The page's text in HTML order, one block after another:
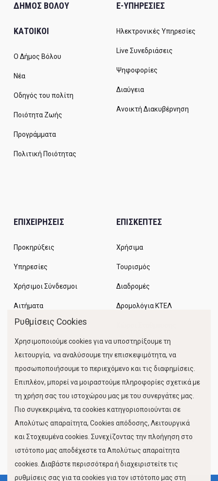
ΔΗΜΟΣ ΒΟΛΟΥ
ΚΑΤΟΙΚΟΙ
Ο Δήμος Βόλου
Νέα
Οδηγός του πολίτη
Ποιότητα Ζωής
Προγράμματα
Πολιτική Ποιότητας
E-ΥΠΗΡΕΣΙΕΣ
Ηλεκτρονικές Υπηρεσίες
Live Συνεδριάσεις
Ψηφοφορίες
Διαύγεια
Ανοικτή Διακυβέρνηση
ΕΠΙΧΕΙΡΗΣΕΙΣ
Προκηρύξεις
Υπηρεσίες
Χρήσιμοι Σύνδεσμοι
Αιτήματα
ΕΠΙΣΚΕΠΤΕΣ
Χρήσιμα
Τουρισμός
Διαδρομές
Δρομολόγια ΚΤΕΛ
Κίνηση Λιμένος
FOLLOW US
Ρυθμίσεις Cookies
Χρησιμοποιούμε cookies για να υποστηρίξουμε τη
λειτουργία, να αναλύσουμε την επισκεψιμότητα, να
προσωποποιήσουμε το περιεχόμενο και τις διαφημίσεις.
Επιπλέον, μπορεί να μοιραστούμε πληροφορίες σχετικά με
τη χρήση σας του ιστοχώρου μας με του συνεργάτες μας.
Πιο συγκεκριμένα, τα cookies κατηγοριοποιούνται σε
Απολύτως απαραίτητα, Cookies απόδοσης, Λειτουργικά
και Στοχευμένα cookies. Συνεχίζοντας την πλοήγηση στο
ιστότοπο μας αποδέχεστε τα Απολύτως απαραίτητα
cookies. Διαβάστε περισσότερα ή διαχειριστείτε τις
ρυθμίσεις σας για τα cookies για τον ιστότοπο μας στη